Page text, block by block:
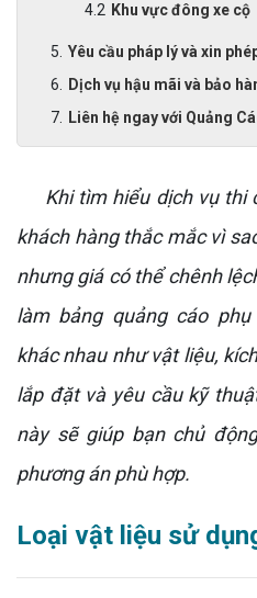
Khu vực đông xe cộ
Yêu cầu pháp lý và xin
Dịch vụ hậu mãi và bảo
Liên hệ ngay với Quảng
Khi tìm hiểu dịch vụ thi
khách hàng thắc mắc vì
nhưng giá có thể chênh
làm bảng quảng cáo
khác nhau như vật liệu,
lắp đặt và yêu cầu kỹ
này sẽ giúp bạn chủ
phương án phù hợp.
Loại vật liệu sử